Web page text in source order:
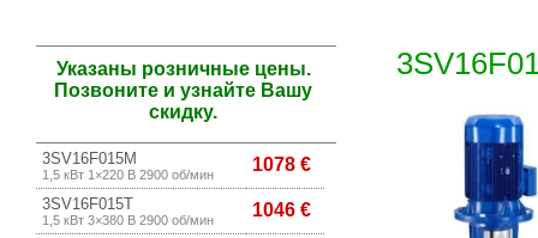
Указаны розничные цены.
Позвоните и узнайте Вашу
скидку.
3SV16F015M
1,5 кВт 1×220 В 2900 об/мин 1078 €
3SV16F015T
1,5 кВт 3×380 В 2900 об/мин 1046 €